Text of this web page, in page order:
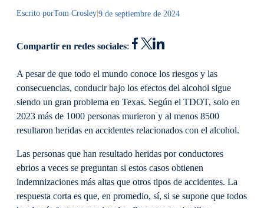
Escrito porTom Crosley|9 de septiembre de 2024
Compartir en redes sociales:
A pesar de que todo el mundo conoce los riesgos y las
consecuencias, conducir bajo los efectos del alcohol sigue
siendo un gran problema en Texas. Según el TDOT, solo en
2023 más de 1000 personas murieron y al menos 8500
resultaron heridas en accidentes relacionados con el alcohol.
Las personas que han resultado heridas por conductores
ebrios a veces se preguntan si estos casos obtienen
indemnizaciones más altas que otros tipos de accidentes. La
respuesta corta es que, en promedio, sí, si se supone que todos